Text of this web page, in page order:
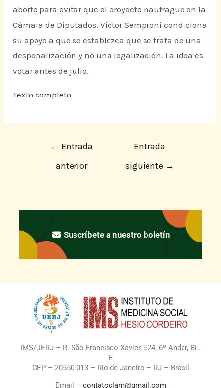
aborto para evitar que el proyecto naufrague en la
Cámara de Diputados. Víctor Semproni condiciona
su apoyo a que se establezca que se trata de una
despenalización y no una legalización. La idea es
votar antes de julio.
Texto completo
← Entrada
anterior
Entrada
siguiente →
Suscríbete a nuestro boletín
IMS/UERJ – R. São Francisco Xavier, 524, 6º Andar, BL.
E
CEP – 20550-013 – Rio de Janeiro – RJ – Brasil
Email – contatoclam@gmail.com